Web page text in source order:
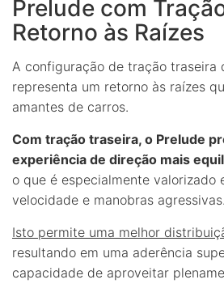
Prelude com
Retorno às Raízes
A configuração de tração traseira
representa um retorno às raízes
amantes de carros.
Com tração traseira, o Prelude
experiência de direção mais
o que é especialmente valorizado
velocidade e manobras agressivas.
Isto permite uma melhor
resultando em uma aderência
capacidade de aproveitar